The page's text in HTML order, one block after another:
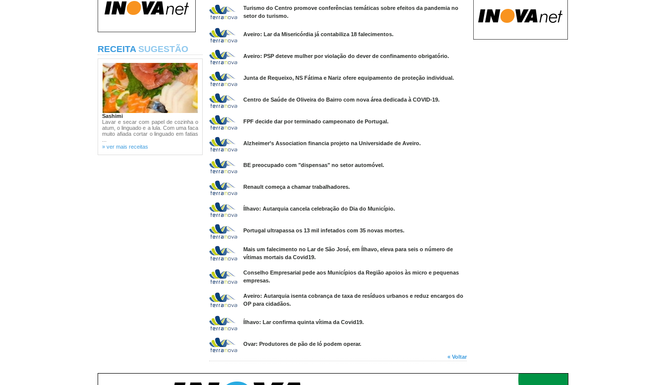
RECEITA SUGESTÃO
Sashimi
Lavar e secar com papel de cozinha o
atum, o linguado e a lula. Com uma faca
muito afiada cortar o linguado em fatias
» ver mais receitas
Turismo do Centro promove conferências temáticas sobre efeitos da pandemia no
setor do turismo.
Aveiro: Lar da Misericórdia já contabiliza 18 falecimentos.
Aveiro: PSP deteve mulher por violação do dever de confinamento obrigatório.
Junta de Requeixo, NS Fátima e Nariz ofere equipamento de proteção individual.
Centro de Saúde de Oliveira do Bairro com nova área dedicada à COVID-19.
FPF decide dar por terminado campeonato de Portugal.
Alzheimer’s Association financia projeto na Universidade de Aveiro.
BE preocupado com "dispensas" no setor automóvel.
Renault começa a chamar trabalhadores.
Ílhavo: Autarquia cancela celebração do Dia do Município.
Portugal ultrapassa os 13 mil infetados com 35 novas mortes.
Mais um falecimento no Lar de São José, em Ílhavo, eleva para seis o número de
vítimas mortais da Covid19.
Conselho Empresarial pede aos Municípios da Região apoios às micro e pequenas
empresas.
Aveiro: Autarquia isenta cobrança de taxa de resíduos urbanos e reduz encargos do
OP para cidadãos.
Ílhavo: Lar confirma quinta vítima da Covid19.
Ovar: Produtores de pão de ló podem operar.
« Voltar